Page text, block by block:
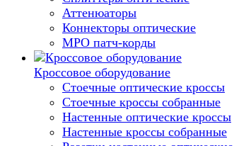
Аттенюаторы
Коннекторы оптические
MPO патч-корды
Кроссовое оборудование
Стоечные оптические кроссы
Стоечные кроссы собранные
Настенные оптические кроссы
Настенные кроссы собранные